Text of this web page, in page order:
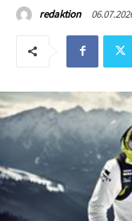
redaktion